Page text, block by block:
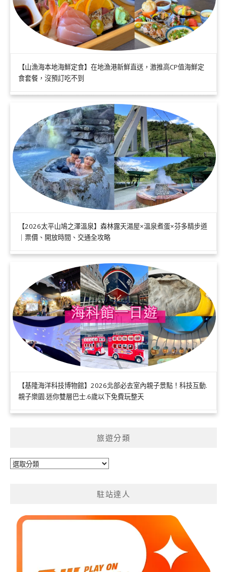
【山漁海本地海鮮定食】在地漁港新鮮直送，激推高CP值海鮮定
食套餐，沒預訂吃不到
【2026太平山鳩之澤溫泉】森林露天湯屋×溫泉煮蛋×芬多精步道
｜票價、開放時間、交通全攻略
【基隆海洋科技博物館】2026北部必去室內親子景點！科技互動.
親子樂園.迷你雙層巴士.6歲以下免費玩整天
旅遊分類
旅
駐站達人